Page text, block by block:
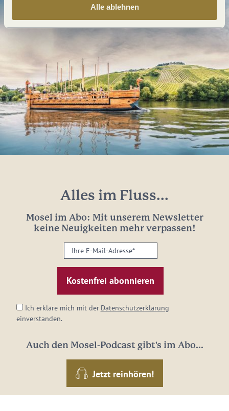
Alle ablehnen
Alles im Fluss...
Mosel im Abo: Mit unserem Newsletter
keine Neuigkeiten mehr verpassen!
Ihre
E-
Mail-
Adresse:
Ich erkläre mich mit der Datenschutzerklärung
einverstanden.
Auch den Mosel-Podcast gibt's im Abo...
Jetzt reinhören!